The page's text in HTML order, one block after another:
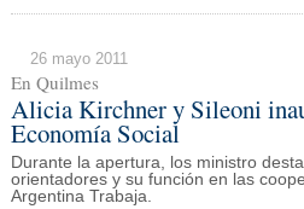
26 mayo 2011
En Quilmes
Alicia Kirchner y Sileoni
Economía Social
Durante la apertura, los ministro
orientadores y su función en las
Argentina Trabaja.